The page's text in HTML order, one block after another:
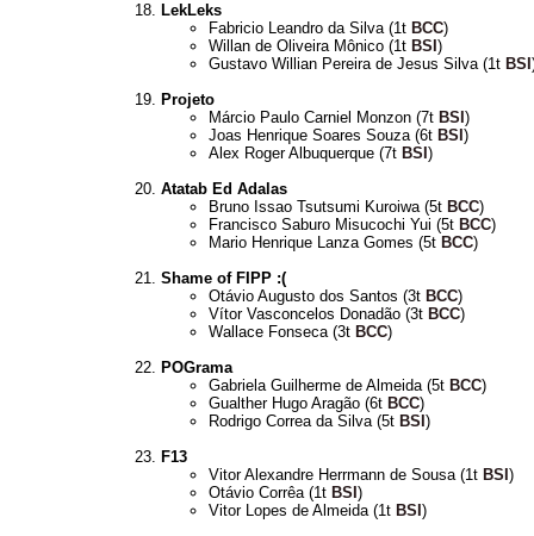
LekLeks
Fabricio Leandro da Silva (1t BCC)
Willan de Oliveira Mônico (1t BSI )
Gustavo Willian Pereira de Jesus Silva (1t BSI
Projeto
Márcio Paulo Carniel Monzon (7t BSI )
Joas Henrique Soares Souza (6t BSI )
Alex Roger Albuquerque (7t BSI )
Atatab Ed Adalas
Bruno Issao Tsutsumi Kuroiwa (5t BCC)
Francisco Saburo Misucochi Yui (5t BCC)
Mario Henrique Lanza Gomes (5t BCC)
Shame of FIPP :(
Otávio Augusto dos Santos (3t BCC)
Vítor Vasconcelos Donadão (3t BCC)
Wallace Fonseca (3t BCC)
POGrama
Gabriela Guilherme de Almeida (5t BCC)
Gualther Hugo Aragão (6t BCC)
Rodrigo Correa da Silva (5t BSI )
F13
Vitor Alexandre Herrmann de Sousa (1t BSI )
Otávio Corrêa (1t BSI )
Vitor Lopes de Almeida (1t BSI )